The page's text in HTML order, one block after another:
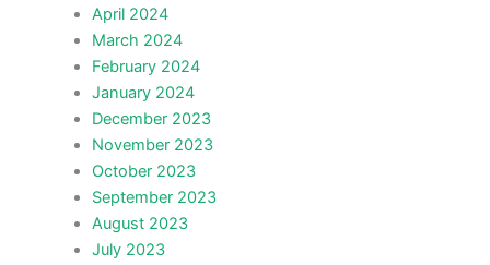
April 2024
March 2024
February 2024
January 2024
December 2023
November 2023
October 2023
September 2023
August 2023
July 2023